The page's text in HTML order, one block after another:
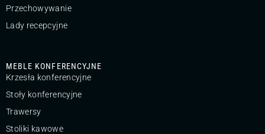
Przechowywanie
Lady recepcyjne
MEBLE KONFERENCYJNE
Krzesła konferencyjne
Stoły konferencyjne
Trawersy
Stoliki kawowe